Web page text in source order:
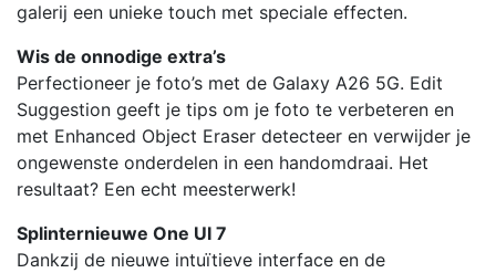
galerij een unieke touch met speciale effecten.
Wis de onnodige extra’s
Perfectioneer je foto’s met de Galaxy A26 5G. Edit
Suggestion geeft je tips om je foto te verbeteren en
met Enhanced Object Eraser detecteer en verwijder je
ongewenste onderdelen in een handomdraai. Het
resultaat? Een echt meesterwerk!
Splinternieuwe One UI 7
Dankzij de nieuwe intuïtieve interface en de